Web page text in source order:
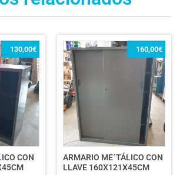
CON
130,00€
ARMARIO ME´TÁLICO CON
LLAVE 160X121X45CM
160,00€